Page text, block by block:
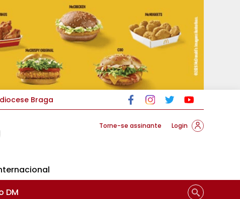
Braga
Torne-se assinante Login
DM